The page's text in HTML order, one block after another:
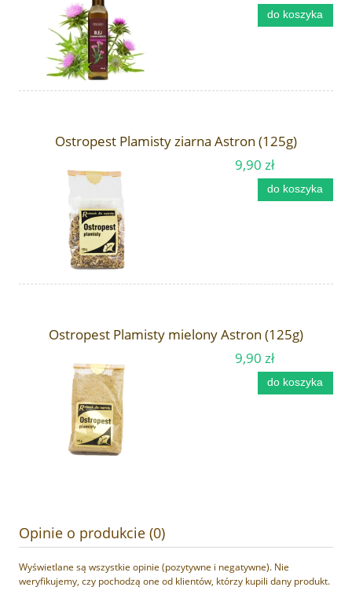
do koszyka
Ostropest Plamisty ziarna Astron (125g)
9,90 zł
do koszyka
Ostropest Plamisty mielony Astron (125g)
9,90 zł
do koszyka
Opinie o produkcie (0)
Wyświetlane są wszystkie opinie (pozytywne i negatywne). Nie
weryfikujemy, czy pochodzą one od klientów, którzy kupili dany produkt.